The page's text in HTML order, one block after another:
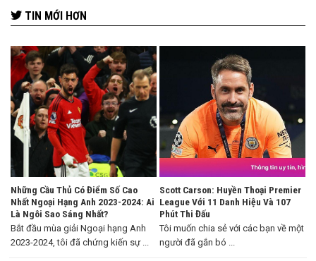
TIN MỚI HƠN
Những Cầu Thủ Có Điểm Số Cao
Nhất Ngoại Hạng Anh 2023-2024: Ai
Là Ngôi Sao Sáng Nhất?
Bắt đầu mùa giải Ngoại hạng Anh
2023-2024, tôi đã chứng kiến sự ...
Scott Carson: Huyền Thoại Premier
League Với 11 Danh Hiệu Và 107
Phút Thi Đấu
Tôi muốn chia sẻ với các bạn về một
người đã gắn bó ...